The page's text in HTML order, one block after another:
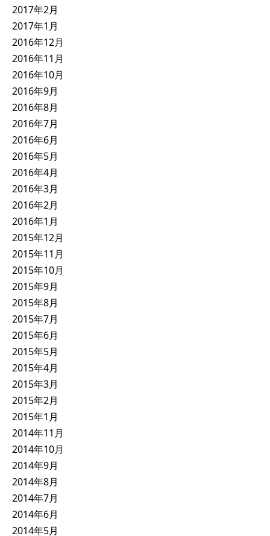
2017年2月
2017年1月
2016年12月
2016年11月
2016年10月
2016年9月
2016年8月
2016年7月
2016年6月
2016年5月
2016年4月
2016年3月
2016年2月
2016年1月
2015年12月
2015年11月
2015年10月
2015年9月
2015年8月
2015年7月
2015年6月
2015年5月
2015年4月
2015年3月
2015年2月
2015年1月
2014年11月
2014年10月
2014年9月
2014年8月
2014年7月
2014年6月
2014年5月